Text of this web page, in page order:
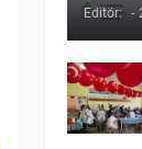
Editör: -